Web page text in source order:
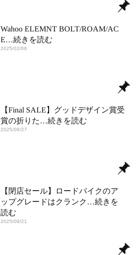
Wahoo ELEMNT BOLT/ROAM/AC
E…続きを読む
2025/02/06
【Final SALE】グッドデザイン賞受
賞の折りた …続きを読む
2025/08/27
【閉店セール】ロードバイクのア
ップグレードはクランク …続きを
読む
2025/09/21